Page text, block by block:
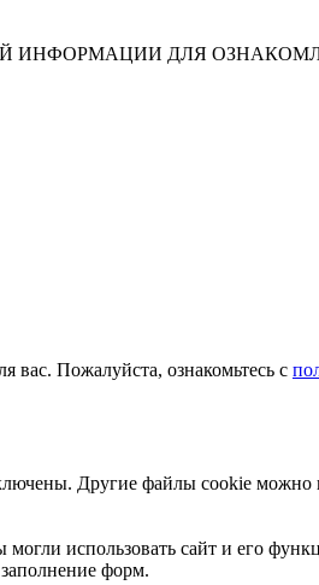
ИНФОРМАЦИИ ДЛЯ
вас. Пожалуйста, ознакомьтесь с
Другие файлы cookie можно
использовать сайт и его
форм.